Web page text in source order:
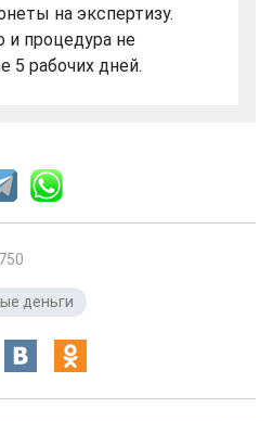
на экспертизу.
и процедура не
5 рабочих дней.
деньги